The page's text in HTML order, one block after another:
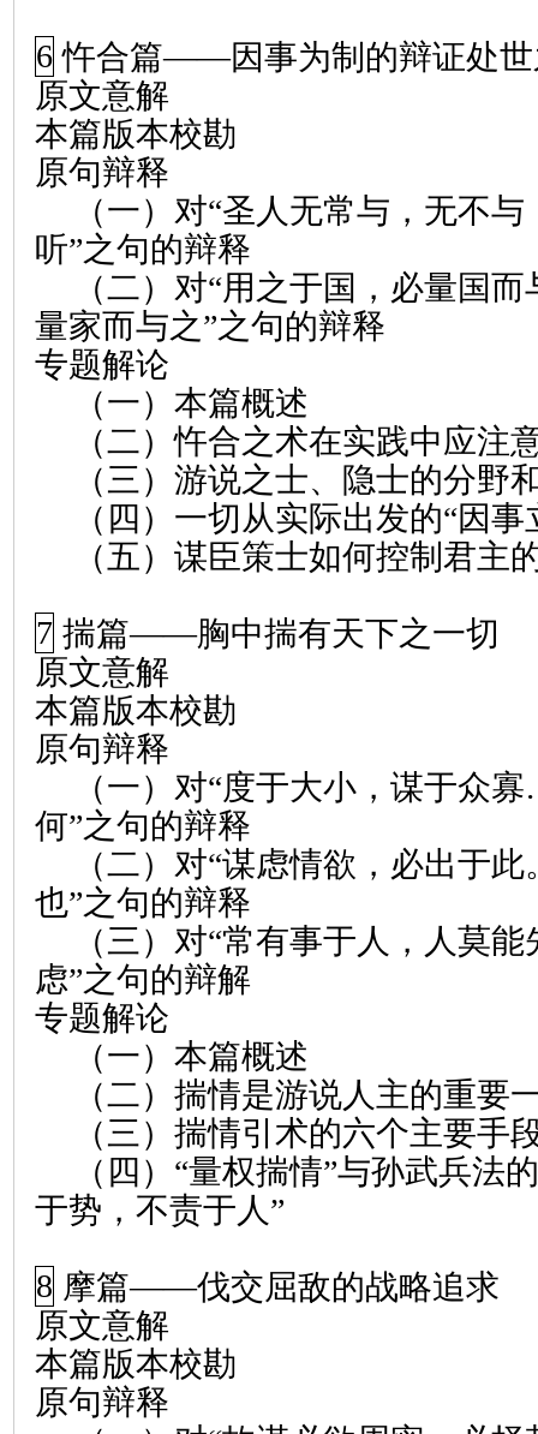
6 忤合篇——因事为制的辩证处
原文意解
本篇版本校勘
原句辩释
（一）对“圣人无常与，无不
听”之句的辩释
（二）对“用之于国，必量国
量家而与之”之句的辩释
专题解论
（一）本篇概述
（二）忤合之术在实践中应注
（三）游说之士、隐士的分野
（四）一切从实际出发的“因事
（五）谋臣策士如何控制君主
7 揣篇——胸中揣有天下之一切
原文意解
本篇版本校勘
原句辩释
（一）对“度于大小，谋于众
何”之句的辩释
（二）对“谋虑情欲，必出于
也”之句的辩释
（三）对“常有事于人，人莫
虑”之句的辩解
专题解论
（一）本篇概述
（二）揣情是游说人主的重要
（三）揣情引术的六个主要手
（四）“量权揣情”与孙武兵法
于势，不责于人”
8 摩篇——伐交屈敌的战略追求
原文意解
本篇版本校勘
原句辩释